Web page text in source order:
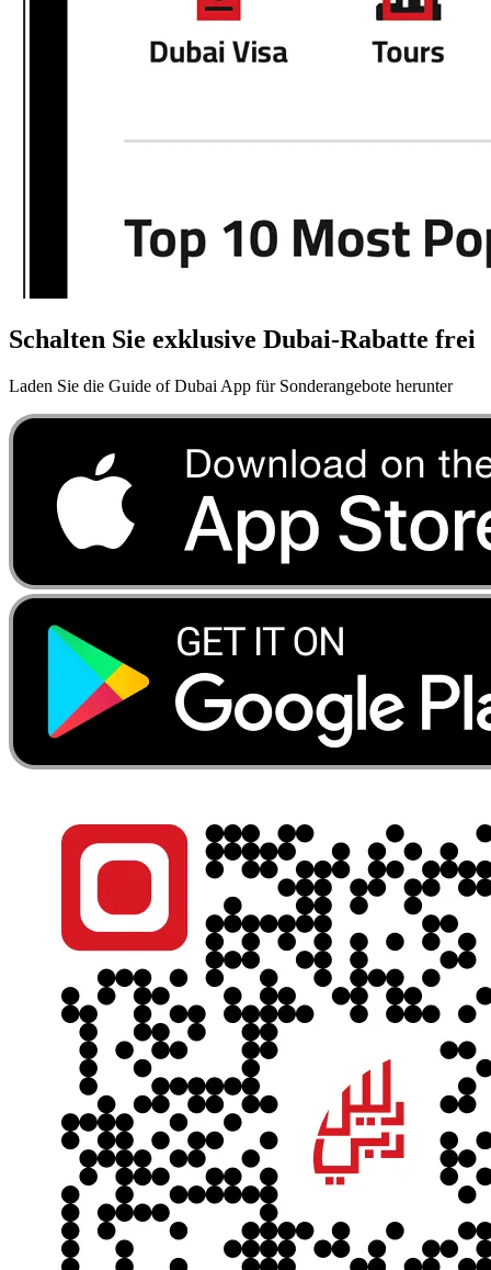
Schalten Sie exklusive Dubai-Rabatte frei
Laden Sie die Guide of Dubai App für Sonderangebote herunter